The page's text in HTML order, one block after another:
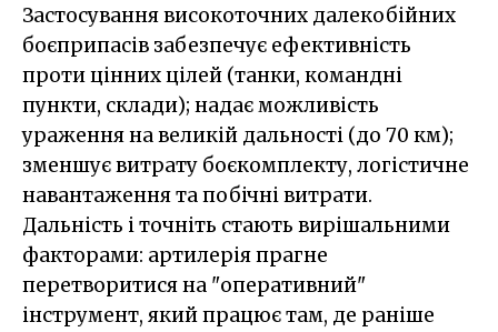
Застосування високоточних далекобійних
боєприпасів забезпечує ефективність
проти цінних цілей (танки, командні
пункти, склади); надає можливість
ураження на великій дальності (до 70 км);
зменшує витрату боєкомплекту, логістичне
навантаження та побічні витрати.
Дальність і точніть стають вирішальними
факторами: артилерія прагне
перетворитися на "оперативний"
інструмент, який працює там, де раніше